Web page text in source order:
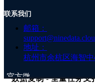
注
册
数据库 DevOps - 表结
在 SQL 窗口中将目标
MyBatis XML 和
数据复制 - 全量任务支
联系我们
邮箱：
地址：
杭州市余杭区海智
官方微